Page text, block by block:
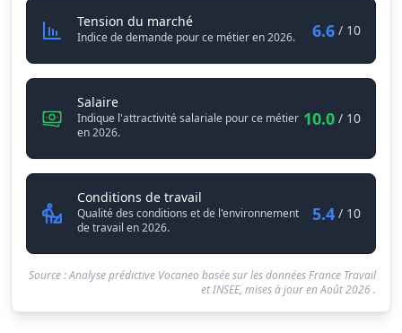
Tension du marchéDirecteur / Directrice de
Indice de demande pour ce métier en 2026. 6.6 / 10
SalaireDirecteur / Directrice de laboratoire
Indique l'attractivité salariale pour ce métier
en 2026.
10.0 / 10
Conditions de travail
Qualité des conditions et de l'environnement
de travail en 2026.
5.4 / 10
Source : Analyse prédictive Vocaneo basée sur les données France Travail
et INSEE, mises à jour enAoût 2026.